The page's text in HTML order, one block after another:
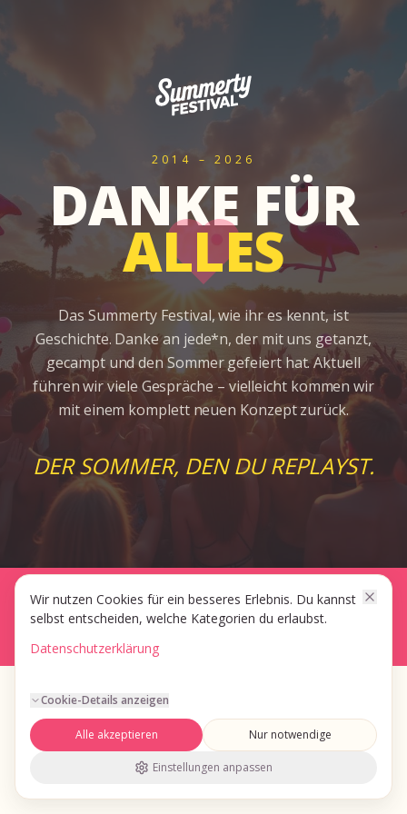
Wir nutzen Cookies für ein besseres Erlebnis. Du kannst
selbst entscheiden, welche Kategorien du erlaubst.
Datenschutzerklärung
Cookie-Details anzeigen
Alle akzeptieren Nur notwendige
Einstellungen anpassen
2014 – 2026
DANKE FÜR
ALLES
Das Summerty Festival, wie ihr es kennt, ist
Geschichte. Danke an jede*n, der mit uns getanzt,
gecampt und den Sommer gefeiert hat. Aktuell
führen wir viele Gespräche – vielleicht kommen wir
mit einem komplett neuen Konzept zurück.
DER SOMMER, DEN DU REPLAYST.
© 2026 S2 || network GmbH · 88630 Pfullendorf
Impressum
AGB Datenschutz